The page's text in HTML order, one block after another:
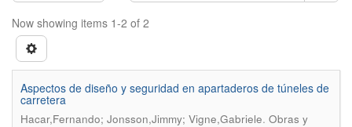
Now showing items 1-2 of 2
Aspectos de diseño y seguridad en apartaderos de túneles de
carretera
Hacar,Fernando; Jonsson,Jimmy; Vigne,Gabriele. Obras y